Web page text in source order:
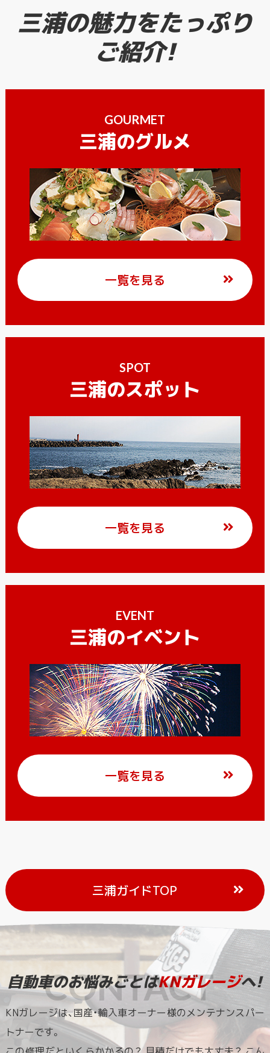
三浦の魅力をたっぷり
ご紹介!
GOURMET
三浦のグルメ
一覧を見る
SPOT
三浦のスポット
一覧を見る
EVENT
三浦のイベント
一覧を見る
三浦ガイドTOP
自動車のお悩みごとはKNガレージへ!
KNガレージは、国産・輸入車オーナー様のメンテナンスパー
トナーです。